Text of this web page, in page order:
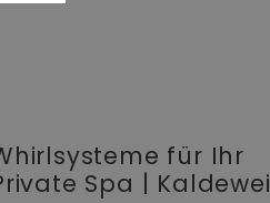
für Ihr
Spa | Kaldewei